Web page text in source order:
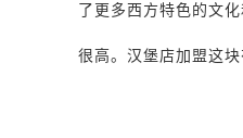
了更多西方特色的文
很高。汉堡店加盟这